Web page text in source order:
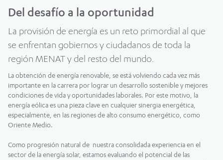
Del desafío a la oportunidad
La provisión de energía es un reto primordial al que
se enfrentan gobiernos y ciudadanos de toda la
región MENAT y del resto del mundo.
La obtención de energía renovable, se está volviendo cada vez más
importante en la carrera por lograr un desarrollo sostenible y mejores
condiciones de vida y oportunidades laborales. Por este motivo, la
energía eólica es una pieza clave en cualquier sinergia energética,
especialmente, en las regiones de alto consumo energético, como
Oriente Medio.
Como progresión natural de nuestra consolidada experiencia en el
sector de la energía solar, estamos evaluando el potencial de las